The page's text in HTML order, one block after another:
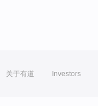
关于有道 Investors